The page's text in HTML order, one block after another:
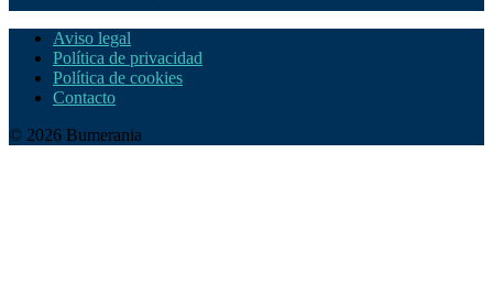
Aviso legal
Política de privacidad
Política de cookies
Contacto
© 2026 Bumerania